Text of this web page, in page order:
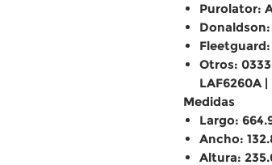
Purolator:
Donaldson:
Fleetguard:
Otros:
LAF6260A |
Medidas
Largo:
Ancho:
Altura: